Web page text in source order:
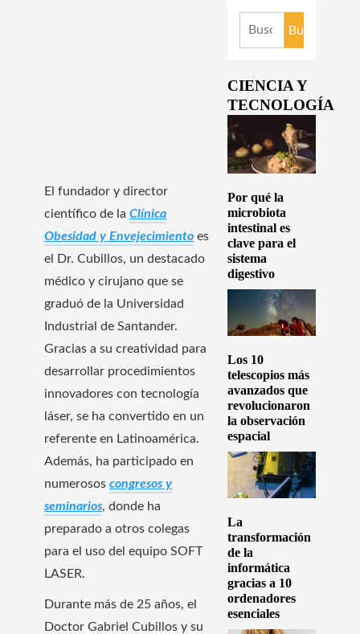
El fundador y director
científico de la Clínica
Obesidad y Envejecimiento es
el Dr. Cubillos, un destacado
médico y cirujano que se
graduó de la Universidad
Industrial de Santander.
Gracias a su creatividad para
desarrollar procedimientos
innovadores con tecnología
láser, se ha convertido en un
referente en Latinoamérica.
Además, ha participado en
numerosos congresos y
seminarios, donde ha
preparado a otros colegas
para el uso del equipo SOFT
LASER.
Durante más de 25 años, el
Doctor Gabriel Cubillos y su
Buscar:
CIENCIA Y
TECNOLOGÍA
Por qué la
microbiota
intestinal es
clave para el
sistema
digestivo
Los 10
telescopios más
avanzados que
revolucionaron
la observación
espacial
La
transformación
de la
informática
gracias a 10
ordenadores
esenciales